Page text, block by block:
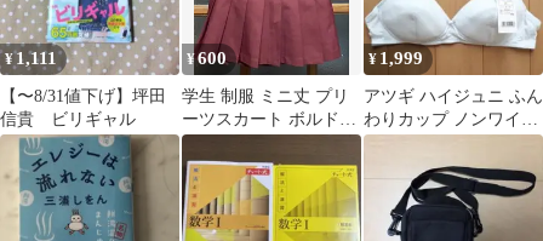
¥1,111
【〜8/31値下げ】坪田
信貴 ビリギャル
¥600
学生 制服 ミニ丈 プリ
ーツスカート ボルド
ー Mサイズ 高校生
¥ 1,999
アツギ ハイジュニ ふん
わりカップ ノンワイヤ
ーブラ ブルー LL